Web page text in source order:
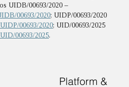
UIDB/00693/2020 –
00693/2020; UIDP/00693/2020
00693/2020; UID/00693/2025
00693/2025.